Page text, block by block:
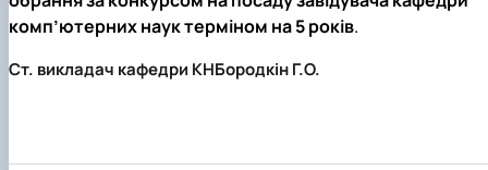
комп’ютерних наук терміном на 5 років.
Ст. викладач кафедри КНБородкін Г.О.